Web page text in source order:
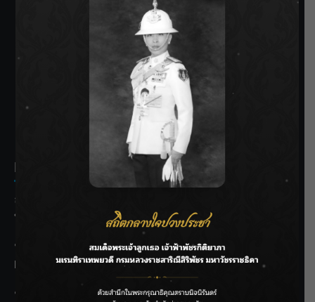
SIAMRATH VARIETY
THE BEST ENTERTAINMENT
Recent Posts
ลุยไม่หยุด!! กรมชลฯ เร่งเคลียร์ผักตบชวา-ติดตั้งเครื่องสูบน้ำ
ทั่วไทย
“BILLKIN” สร้างความภาคภูมิใจ คว้ารางวัลใหญ่ Weibo
Malaysia พร้อมโชว์สุดประทับใจ
“สุริยะ” สั่งกรมชลฯ เฝ้าระวังน้ำ 24 ชม. รับมือฝนสิงหาคม